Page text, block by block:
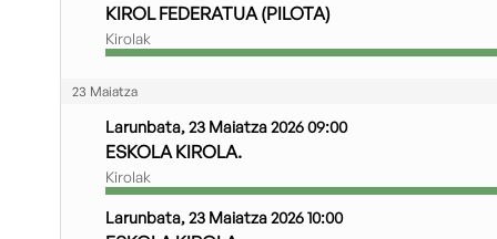
KIROL FEDERATUA (PILOTA)
Kirolak
23 Maiatza
Larunbata, 23 Maiatza 2026 09:00
ESKOLA KIROLA.
Kirolak
Larunbata, 23 Maiatza 2026 10:00